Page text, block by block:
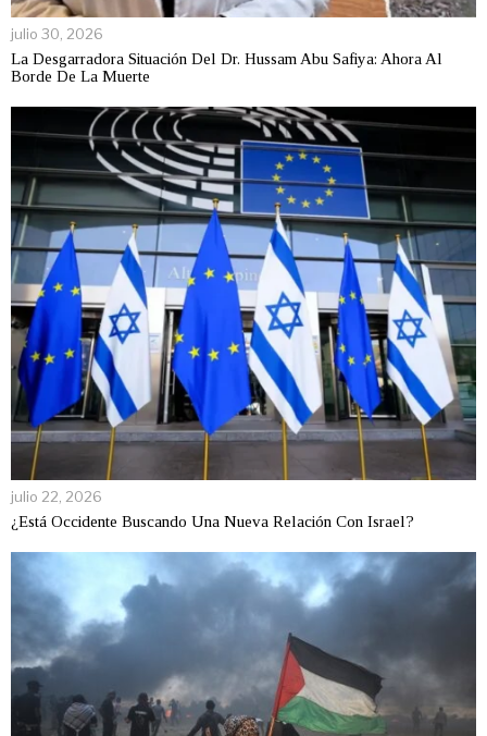
julio 30, 2026
La Desgarradora Situación Del Dr. Hussam Abu Safiya: Ahora Al
Borde De La Muerte
julio 22, 2026
¿Está Occidente Buscando Una Nueva Relación Con Israel?